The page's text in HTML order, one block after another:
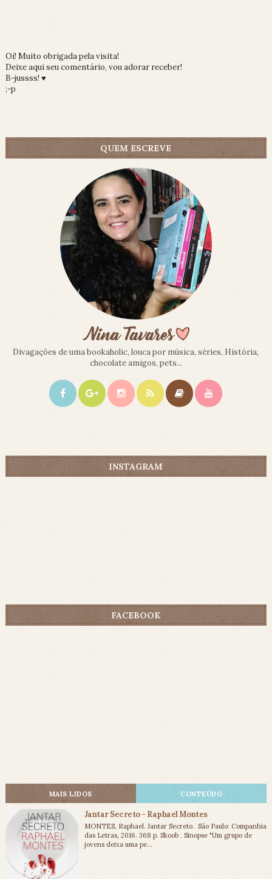
Oi! Muito obrigada pela visita!
Deixe aqui seu comentário, vou adorar receber!
B-jussss! ♥
;-p
QUEM ESCREVE
Divagações de uma bookaholic, louca por música, séries, História,
chocolate amigos, pets...
INSTAGRAM
FACEBOOK
MAIS LIDOS CONTEÚDO
Jantar Secreto - Raphael Montes
MONTES, Raphael. Jantar Secreto. São Paulo: Companhia
das Letras, 2016. 368 p. Skoob . Sinopse "Um grupo de
jovens deixa uma pe...